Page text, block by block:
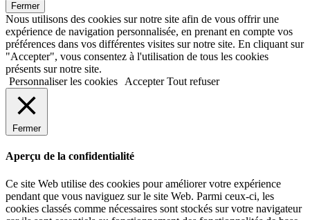
Fermer
Nous utilisons des cookies sur notre site afin de vous offrir une
expérience de navigation personnalisée, en prenant en compte vos
préférences dans vos différentes visites sur notre site. En cliquant sur
"Accepter", vous consentez à l'utilisation de tous les cookies
présents sur notre site.
Personnaliser les cookies
Accepter Tout refuser
Fermer
Aperçu de la confidentialité
Ce site Web utilise des cookies pour améliorer votre expérience
pendant que vous naviguez sur le site Web. Parmi ceux-ci, les
cookies classés comme nécessaires sont stockés sur votre navigateur